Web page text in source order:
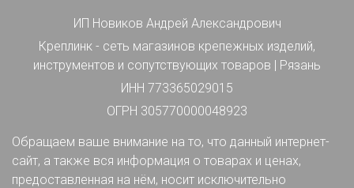
ИП Новиков Андрей Александрович
Креплинк - сеть магазинов крепежных изделий,
инструментов и сопутствующих товаров | Рязань
ИНН 773365029015
ОГРН 305770000048923
Обращаем ваше внимание на то, что данный интернет-
сайт, а также вся информация о товарах и ценах,
предоставленная на нём, носит исключительно